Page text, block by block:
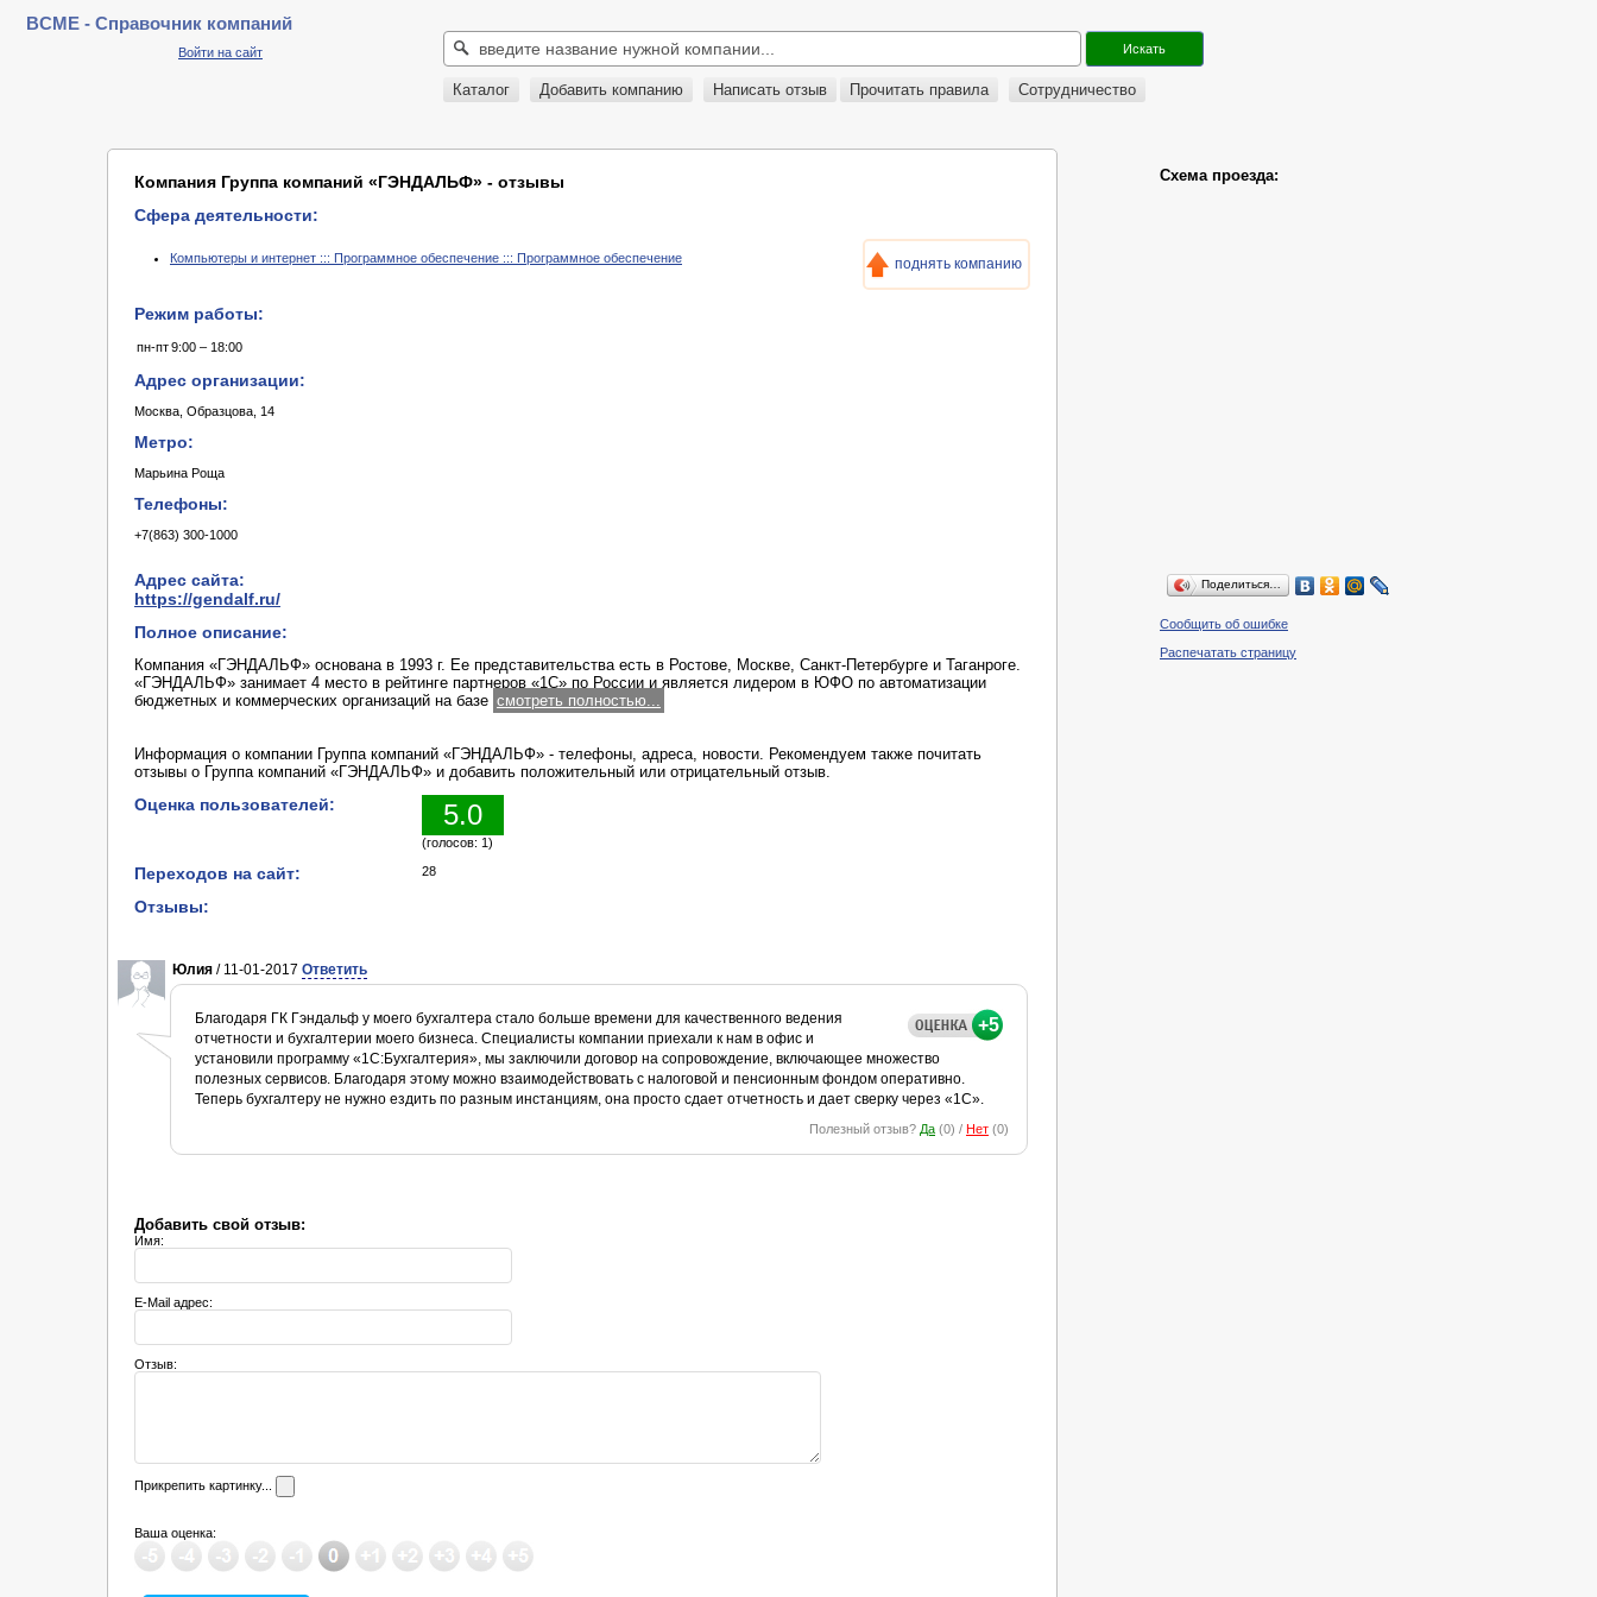
BCME - Справочник компаний
Войти на сайт
Каталог Добавить компанию Написать отзыв Прочитать правила Сотрудничество
Компания Группа компаний «ГЭНДАЛЬФ» - отзывы
Сфера деятельности:
Компьютеры и интернет ::: Программное обеспечение ::: Программное обеспечение поднять компанию
Режим работы:
пн-пт9:00 – 18:00
Адрес организации:
Москва, Образцова, 14
Метро:
Марьина Роща
Телефоны:
+7(863) 300-1000
Адрес сайта:
https://gendalf.ru/
Полное описание:
Компания «ГЭНДАЛЬФ» основана в 1993 г. Ее представительства есть в Ростове, Москве, Санкт-Петербурге и Таганроге.
«ГЭНДАЛЬФ» занимает 4 место в рейтинге партнеров «1С» по России и является лидером в ЮФО по автоматизации
бюджетных и коммерческих организаций на базе смотреть полностью...
Информация о компании Группа компаний «ГЭНДАЛЬФ» - телефоны, адреса, новости. Рекомендуем также почитать
отзывы о Группа компаний «ГЭНДАЛЬФ» и добавить положительный или отрицательный отзыв.
Оценка пользователей: 5.0
(голосов: 1)
Переходов на сайт: 28
Отзывы:
Юлия / 11-01-2017 Ответить
+5
Благодаря ГК Гэндальф у моего бухгалтера стало больше времени для качественного ведения
отчетности и бухгалтерии моего бизнеса. Специалисты компании приехали к нам в офис и
установили программу «1С:Бухгалтерия», мы заключили договор на сопровождение, включающее множество
полезных сервисов. Благодаря этому можно взаимодействовать с налоговой и пенсионным фондом оперативно.
Теперь бухгалтеру не нужно ездить по разным инстанциям, она просто сдает отчетность и дает сверку через «1С».
Полезный отзыв? Да (0) / Нет (0)
Добавить свой отзыв:
Имя:
E-Mail адрес:
Отзыв:
Прикрепить картинку...
Ваша оценка:
Схема проезда:
Поделиться…
Сообщить об ошибке
Распечатать страницу